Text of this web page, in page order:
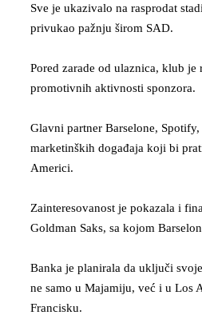
Sve je ukazivalo na rasprodat
privukao pažnju širom SAD.
Pored zarade od ulaznica, klub je
promotivnih aktivnosti sponzora.
Glavni partner Barselone,
marketinških događaja koji bi
Americi.
Zainteresovanost je pokazala i
Goldman Saks, sa kojom
Banka je planirala da uključi
ne samo u Majamiju, već i u Los
Francisku.